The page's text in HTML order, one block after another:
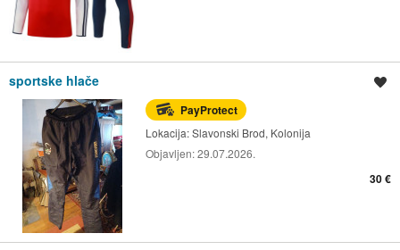
sportske hlače
PayProtect
Lokacija:Slavonski Brod, Kolonija
Objavljen:29.07.2026.
30 €